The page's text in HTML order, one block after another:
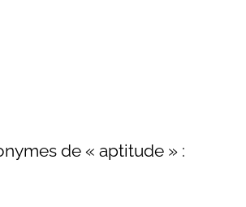
de « aptitude » :